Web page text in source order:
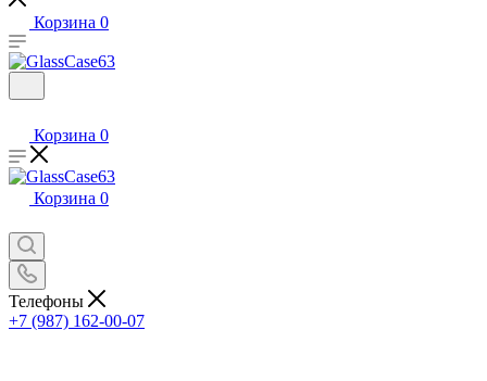
Корзина 0
Корзина 0
Корзина 0
Телефоны
+7 (987) 162-00-07